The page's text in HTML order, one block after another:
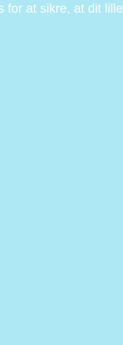
at sikre, at dit